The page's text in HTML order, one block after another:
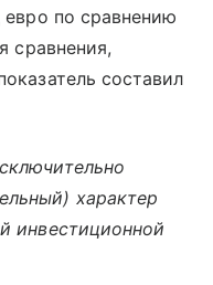
по сравнению
сравнения,
составил
характер
инвестиционной